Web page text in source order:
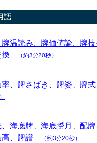
語
牌温読み、牌価値論、牌
換
（約3分20秒）
、牌さばき、牌姿、牌式
、海底牌、海底撈月、配
高、牌譜
（約3分20秒）